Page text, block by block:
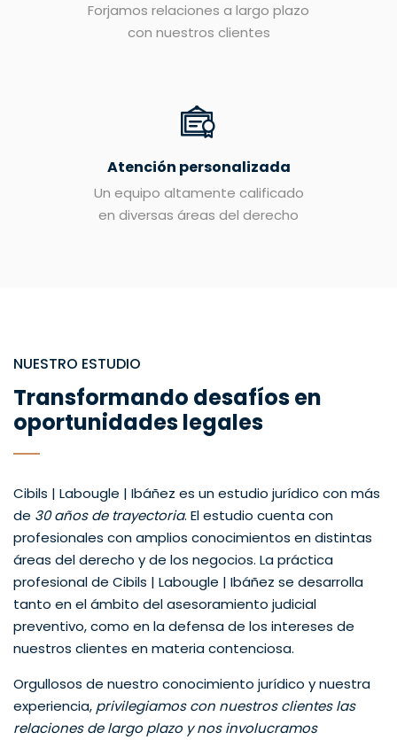
Forjamos relaciones a largo plazo
con nuestros clientes
Atención personalizada
Un equipo altamente calificado
en diversas áreas del derecho
NUESTRO ESTUDIO
Transformando desafíos en
oportunidades legales
Cibils | Labougle | Ibáñez es un estudio jurídico con más
de 30 años de trayectoria. El estudio cuenta con
profesionales con amplios conocimientos en distintas
áreas del derecho y de los negocios. La práctica
profesional de Cibils | Labougle | Ibáñez se desarrolla
tanto en el ámbito del asesoramiento judicial
preventivo, como en la defensa de los intereses de
nuestros clientes en materia contenciosa.
Orgullosos de nuestro conocimiento jurídico y nuestra
experiencia, privilegiamos con nuestros clientes las
relaciones de largo plazo y nos involucramos